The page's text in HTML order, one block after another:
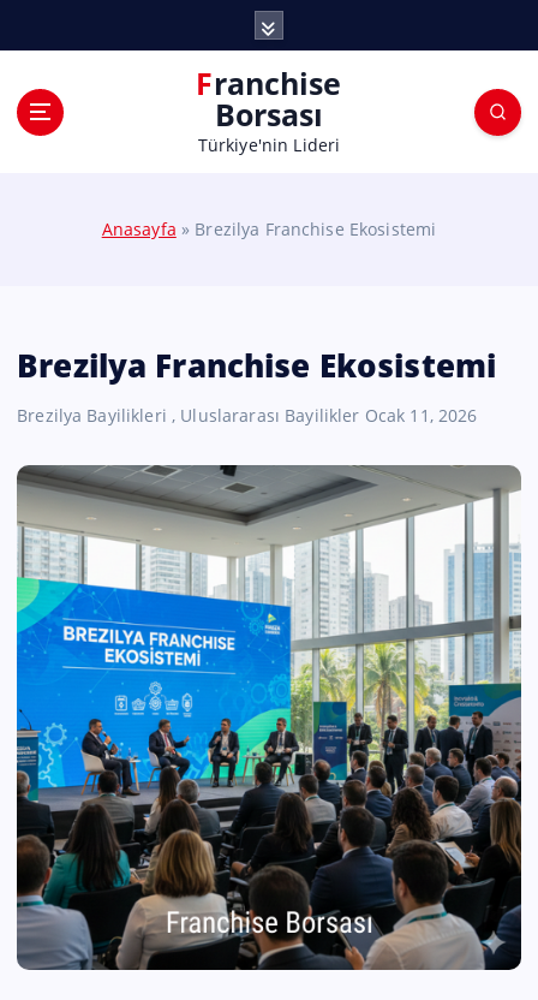
Franchise
Borsası
Türkiye'nin Lideri
Anasayfa » Brezilya Franchise Ekosistemi
Brezilya Franchise Ekosistemi
Brezilya Bayilikleri , Uluslararası Bayilikler Ocak 11, 2026